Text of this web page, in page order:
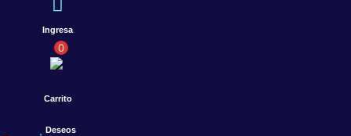
Ingresa
0
Carrito
Deseos